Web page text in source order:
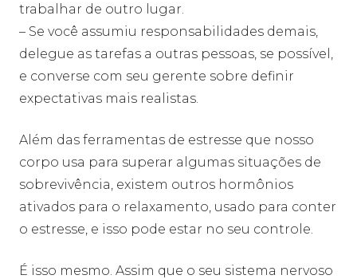
trabalhar de outro lugar.
– Se você assumiu responsabilidades demais,
delegue as tarefas a outras pessoas, se possível,
e converse com seu gerente sobre definir
expectativas mais realistas.
Além das ferramentas de estresse que nosso
corpo usa para superar algumas situações de
sobrevivência, existem outros hormônios
ativados para o relaxamento, usado para conter
o estresse, e isso pode estar no seu controle.
É isso mesmo. Assim que o seu sistema nervoso